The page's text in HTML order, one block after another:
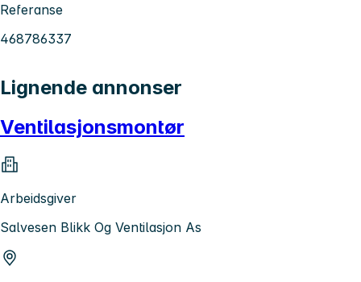
Referanse
468786337
Lignende annonser
Ventilasjonsmontør
Arbeidsgiver
Salvesen Blikk Og Ventilasjon As